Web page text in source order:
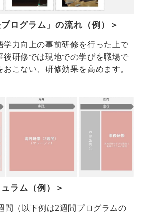
ログラム」の流れ（例）＞
学力向上の事前研修を行った上で
研修では現地での学びを職場で
こない、研修効果を高めます。
ラム（例）＞
間（以下例は2週間プログラムの